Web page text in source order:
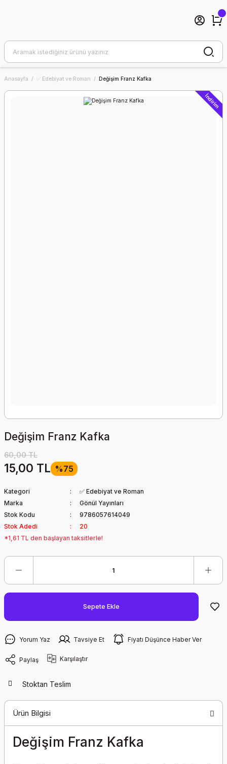
Anasayfa ✅ Edebiyat ve Roman Değişim Franz Kafka
İndirim
Değişim Franz Kafka
60,00 TL
15,00 TL %75
Kategori
✅ Edebiyat ve Roman
Marka
Gönül Yayınları
Stok Kodu
9786057614049
Stok Adedi
20
*1,61 TL den başlayan taksitlerle!
Sepete Ekle
Yorum Yaz Tavsiye Et Fiyatı Düşünce Haber Ver
Paylaş Karşılaştır
Stoktan Teslim
Ürün Bilgisi
Değişim Franz Kafka